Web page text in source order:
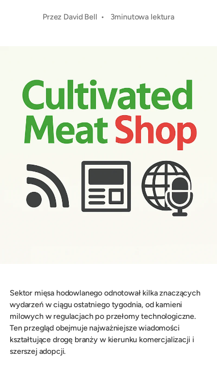
Przez David Bell • 3minutowa lektura
Sektor mięsa hodowlanego odnotował kilka znaczących
wydarzeń w ciągu ostatniego tygodnia, od kamieni
milowych w regulacjach po przełomy technologiczne.
Ten przegląd obejmuje najważniejsze wiadomości
kształtujące drogę branży w kierunku komercjalizacji i
szerszej adopcji.